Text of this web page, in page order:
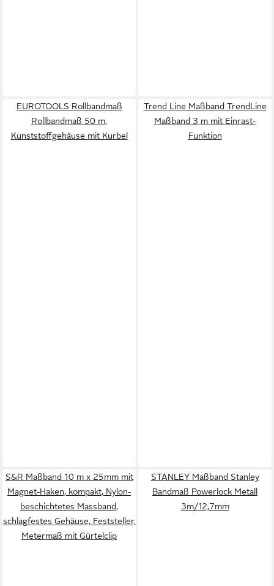
EUROTOOLS Rollbandmaß
Rollbandmaß 50 m,
Kunststoffgehäuse mit Kurbel
Trend Line Maßband TrendLine
Maßband 3 m mit Einrast-
Funktion
S&R Maßband 10 m x 25mm mit
Magnet-Haken, kompakt, Nylon-
beschichtetes Massband,
schlagfestes Gehäuse, Feststeller,
Metermaß mit Gürtelclip
STANLEY Maßband Stanley
Bandmaß Powerlock Metall
3m/12,7mm